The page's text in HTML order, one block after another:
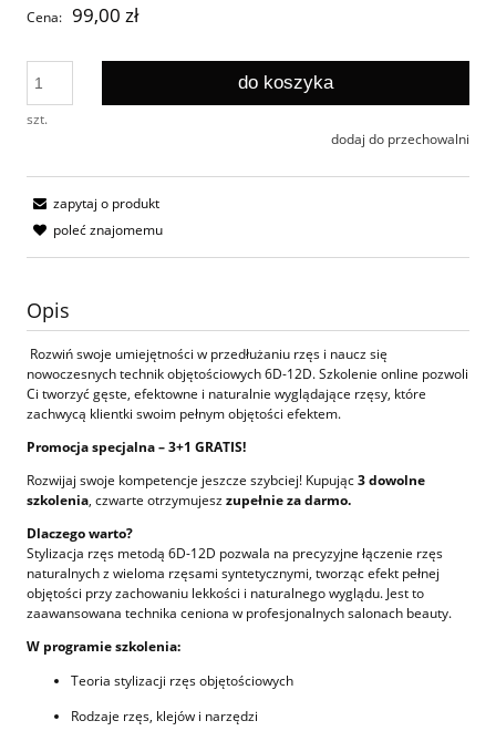
Cena: 99,00 zł
szt.
do koszyka
dodaj do przechowalni
zapytaj o produkt
poleć znajomemu
Opis
Rozwiń swoje umiejętności w przedłużaniu rzęs i naucz się
nowoczesnych technik objętościowych 6D-12D. Szkolenie online pozwoli
Ci tworzyć gęste, efektowne i naturalnie wyglądające rzęsy, które
zachwycą klientki swoim pełnym objętości efektem.
Promocja specjalna – 3+1 GRATIS!
Rozwijaj swoje kompetencje jeszcze szybciej! Kupując3 dowolne
szkolenia, czwarte otrzymujeszzupełnie za darmo.
Dlaczego warto?
Stylizacja rzęs metodą 6D-12D pozwala na precyzyjne łączenie rzęs
naturalnych z wieloma rzęsami syntetycznymi, tworząc efekt pełnej
objętości przy zachowaniu lekkości i naturalnego wyglądu. Jest to
zaawansowana technika ceniona w profesjonalnych salonach beauty.
W programie szkolenia:
Teoria stylizacji rzęs objętościowych
Rodzaje rzęs, klejów i narzędzi